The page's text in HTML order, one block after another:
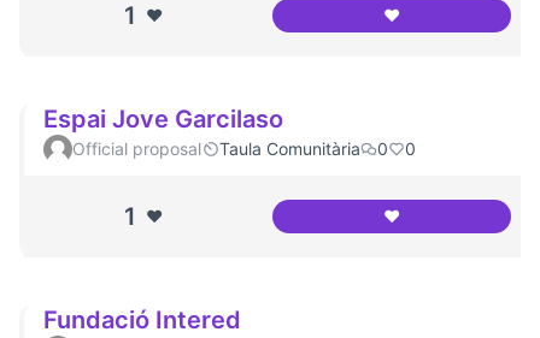
1 ❤️ ❤️Centre Cívic Can
Espai Jove Garcilaso
Official proposal Taula Comunitària 0 0
1 ❤️ ❤️Espai Jove
Fundació Intered